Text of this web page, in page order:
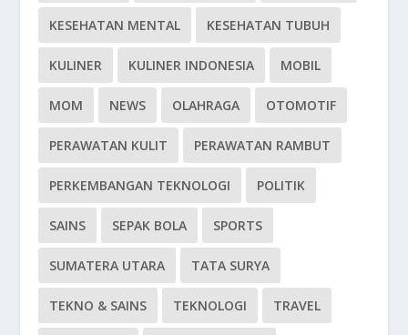
KESEHATAN MENTAL KESEHATAN TUBUH
KULINER KULINER INDONESIA MOBIL
MOM NEWS OLAHRAGA OTOMOTIF
PERAWATAN KULIT PERAWATAN RAMBUT
PERKEMBANGAN TEKNOLOGI POLITIK
SAINS SEPAK BOLA SPORTS
SUMATERA UTARA TATA SURYA
TEKNO & SAINS TEKNOLOGI TRAVEL